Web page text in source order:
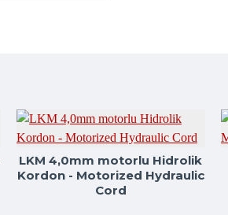
LKM 4,0mm motorlu Hidrolik
Kordon - Motorized Hydraulic
Cord